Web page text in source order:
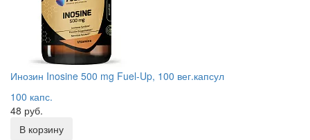
Инозин Inosine 500 mg Fuel-Up, 100 вег.капсул
100 капс.
48 руб.
В корзину